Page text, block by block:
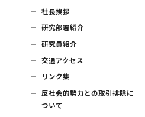
社長挨拶
研究部署紹介
研究員紹介
交通アクセス
リンク集
反社会的勢力との取引排除に
ついて